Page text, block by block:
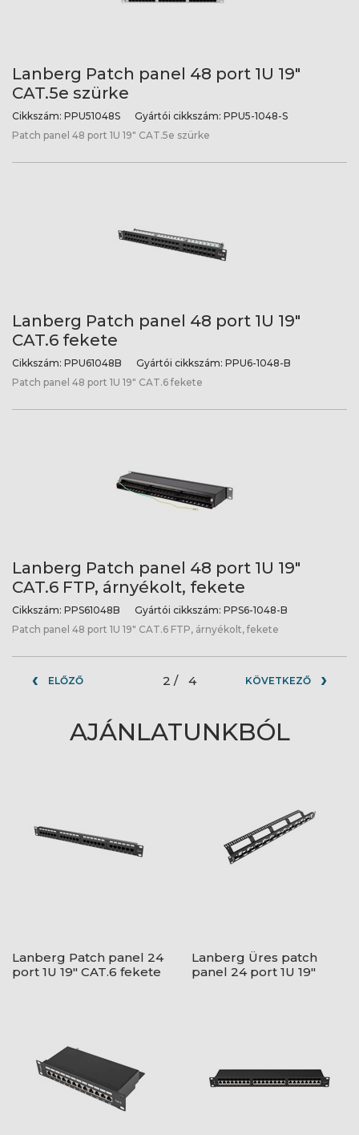
Lanberg Patch panel 48 port 1U 19"
CAT.5e szürke
Cikkszám: PPU51048S Gyártói cikkszám: PPU5-1048-S
Patch panel 48 port 1U 19" CAT.5e szürke
Lanberg Patch panel 48 port 1U 19"
CAT.6 fekete
Cikkszám: PPU61048B Gyártói cikkszám: PPU6-1048-B
Patch panel 48 port 1U 19" CAT.6 fekete
Lanberg Patch panel 48 port 1U 19"
CAT.6 FTP, árnyékolt, fekete
Cikkszám: PPS61048B Gyártói cikkszám: PPS6-1048-B
Patch panel 48 port 1U 19" CAT.6 FTP, árnyékolt, fekete
ELŐZŐ 2 / 4 KÖVETKEZŐ
AJÁNLATUNKBÓL
Lanberg Patch panel 24
port 1U 19" CAT.6 fekete
Lanberg Üres patch
panel 24 port 1U 19"